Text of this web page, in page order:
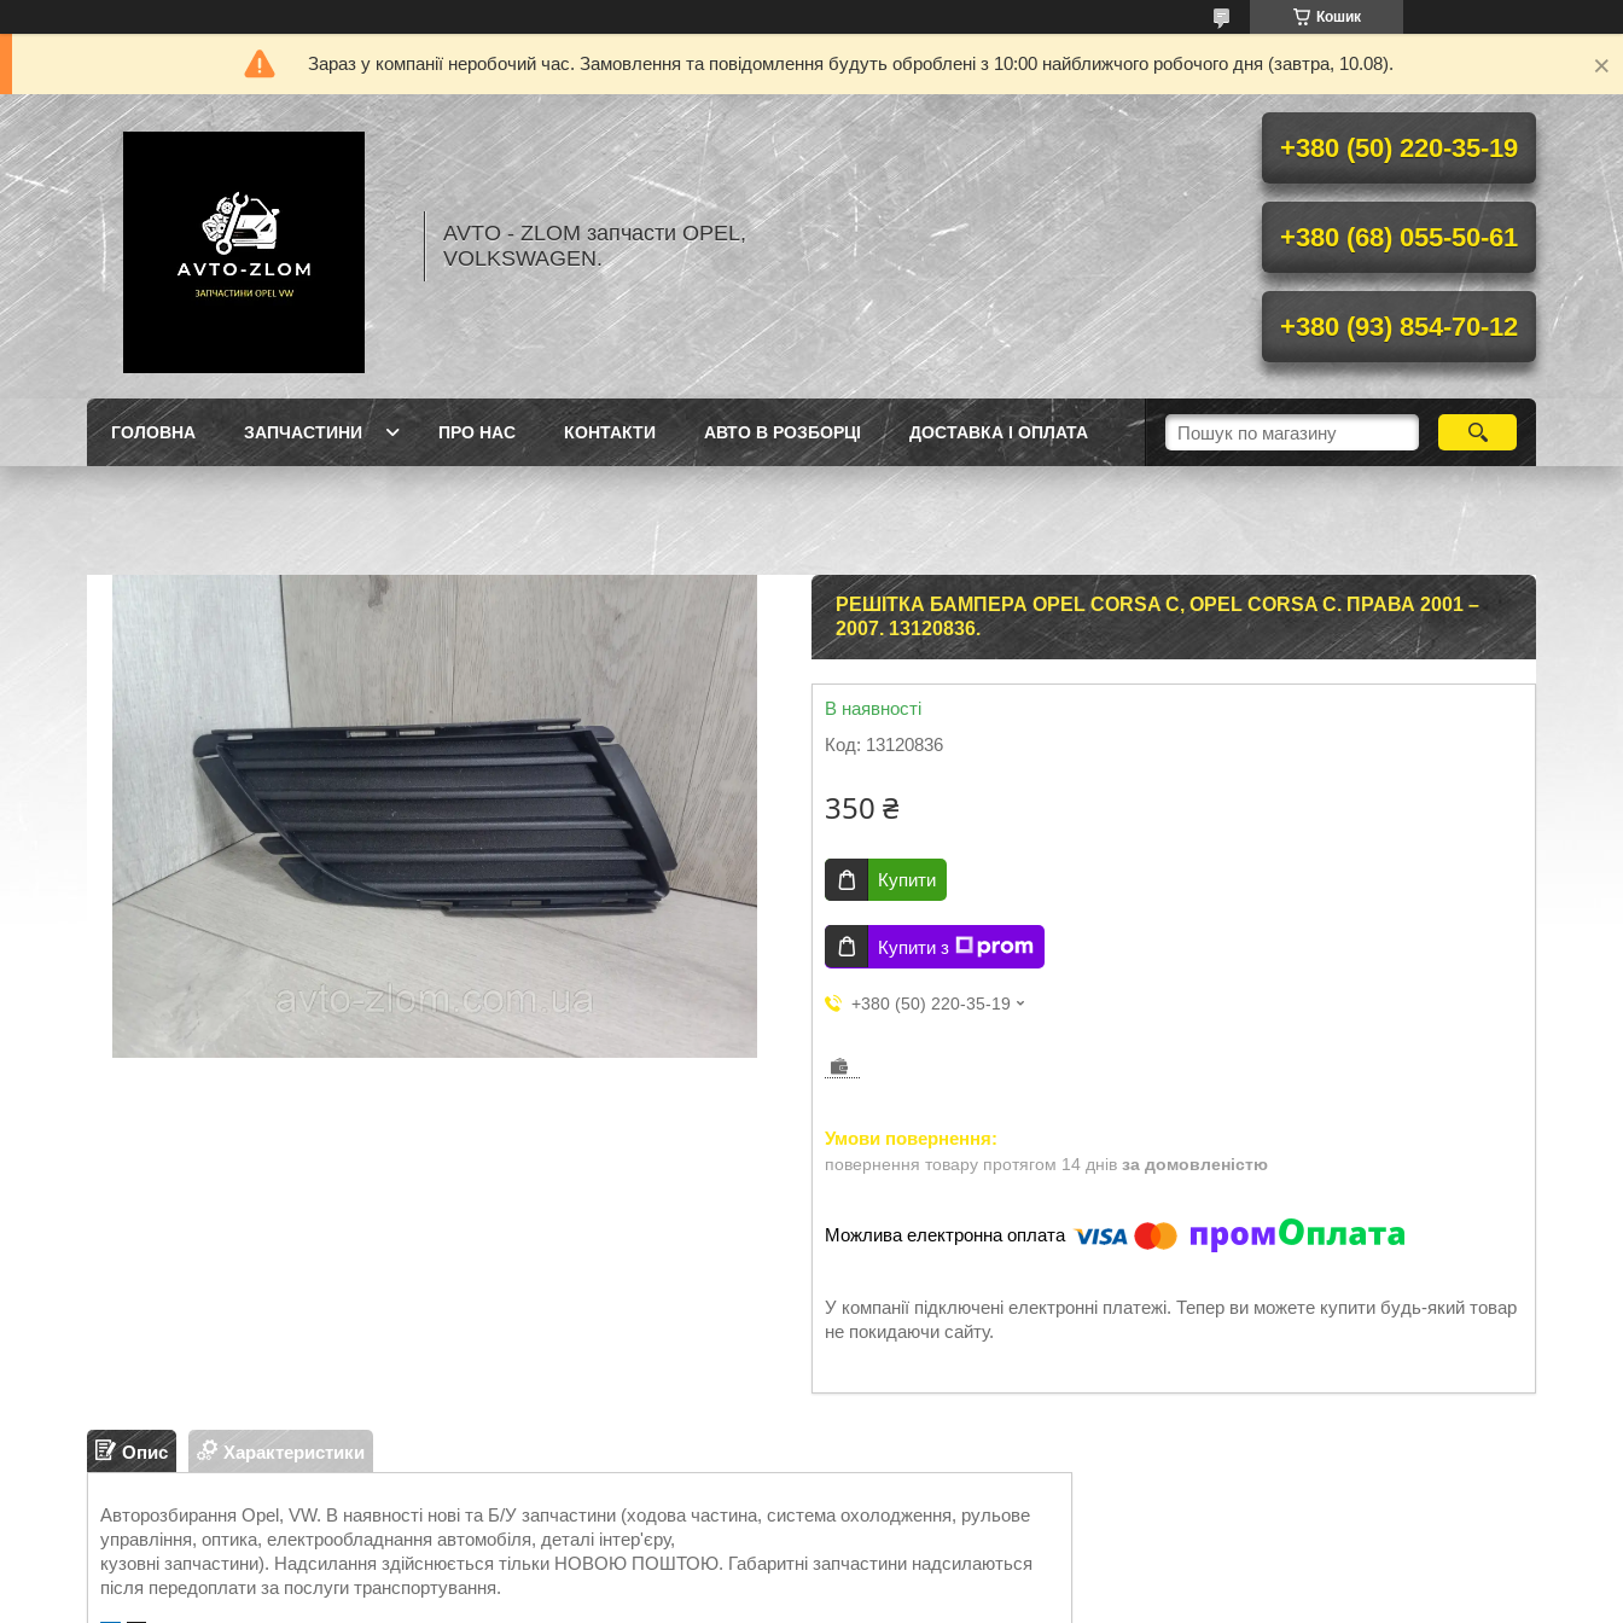
Кошик
Зараз у компанії неробочий час. Замовлення та повідомлення будуть оброблені з 10:00 найближчого робочого дня (завтра, 10.08).
AVTO - ZLOM запчасти OPEL,
VOLKSWAGEN.
+380 (50) 220-35-19
+380 (68) 055-50-61
+380 (93) 854-70-12
ГОЛОВНА ЗАПЧАСТИНИ ПРО НАС КОНТАКТИ АВТО В РОЗБОРЦІ ДОСТАВКА І ОПЛАТА
РЕШІТКА БАМПЕРА OPEL CORSA C, OPEL CORSA C. ПРАВА 2001 –
2007. 13120836.
В наявності
Код: 13120836
350 ₴
Купити
Купити з
+380 (50) 220-35-19
повернення товару протягом 14 днів за домовленістю
У компанії підключені електронні платежі. Тепер ви можете купити будь-який товар
не покидаючи сайту.
Опис Характеристики
Авторозбирання Opel, VW. В наявності нові та Б/У запчастини (ходова частина, система охолодження, рульове
управління, оптика, електрообладнання автомобіля, деталі інтер'єру,
кузовні запчастини). Надсилання здійснюється тільки НОВОЮ ПОШТОЮ. Габаритні запчастини надсилаються
після передоплати за послуги транспортування.